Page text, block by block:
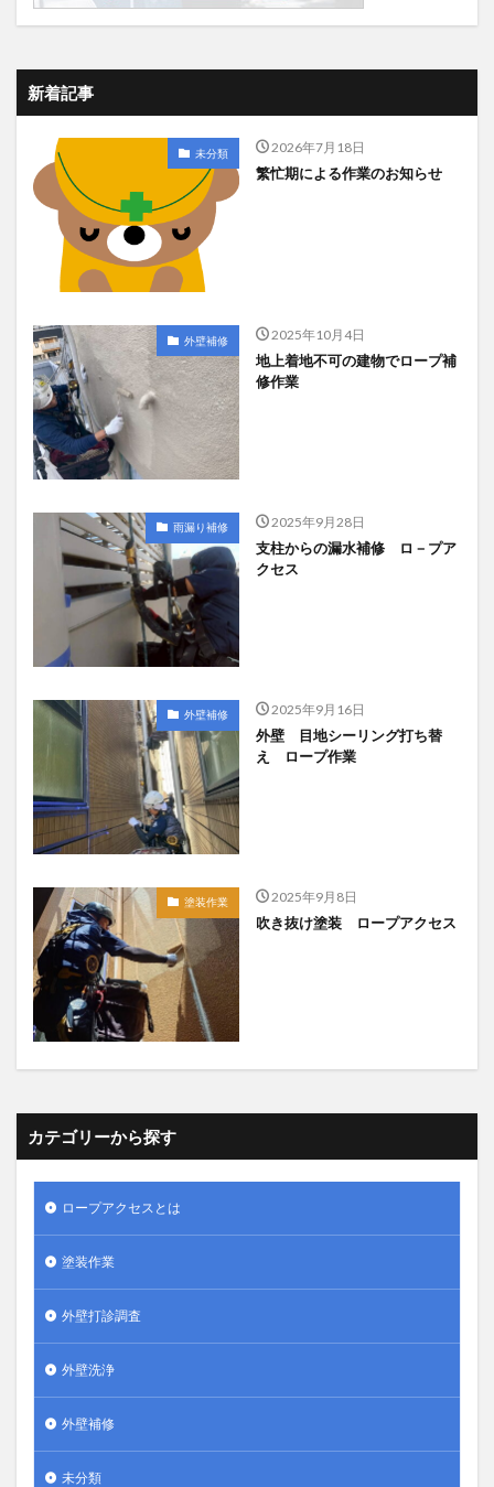
新着記事
未分類 2026年7月18日
繁忙期による作業のお知らせ
外壁補修 2025年10月4日
地上着地不可の建物でロープ補
修作業
雨漏り補修 2025年9月28日
支柱からの漏水補修 ロ－プア
クセス
外壁補修 2025年9月16日
外壁 目地シーリング打ち替
え ロープ作業
塗装作業 2025年9月8日
吹き抜け塗装 ロープアクセス
カテゴリーから探す
ロープアクセスとは
塗装作業
外壁打診調査
外壁洗浄
外壁補修
未分類